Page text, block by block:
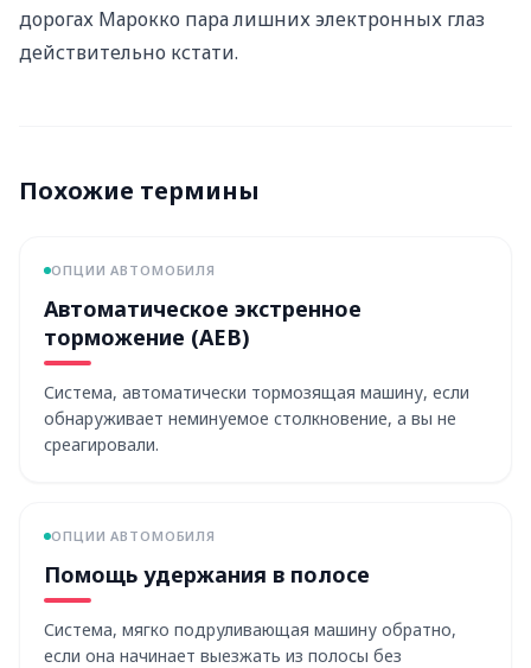
дорогах Марокко пара лишних электронных глаз
действительно кстати.
Похожие термины
ОПЦИИ АВТОМОБИЛЯ
Автоматическое экстренное
торможение (AEB)
Система, автоматически тормозящая машину, если
обнаруживает неминуемое столкновение, а вы не
среагировали.
ОПЦИИ АВТОМОБИЛЯ
Помощь удержания в полосе
Система, мягко подруливающая машину обратно,
если она начинает выезжать из полосы без